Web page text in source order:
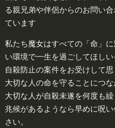
る親兄弟や伴侶からのお問い
ています
私たち魔女はすべての「命」
い環境で一生を過ごしてほし
自殺防止の案件をお受けして
大切な人の命を守ることにつ
大切な人が自殺未遂を何度も
兆候があるようなら早めに呪
さい。